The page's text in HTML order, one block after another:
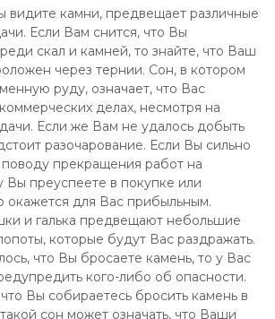
видите камни, предвещает различные
Если Вам снится, что Вы
скал и камней, то знайте, что Ваш
через тернии. Сон, в котором
руду, означает, что Вас
делах, несмотря на
Если же Вам не удалось добыть
разочарование. Если Вы сильно
прекращения работ на
Вы преуспеете в покупке или
окажется для Вас прибыльным.
и галька предвещают небольшие
которые будут Вас раздражать.
что Вы бросаете камень, то у Вас
кого-либо об опасности.
Вы собираетесь бросить камень в
сон может означать, что Ваши